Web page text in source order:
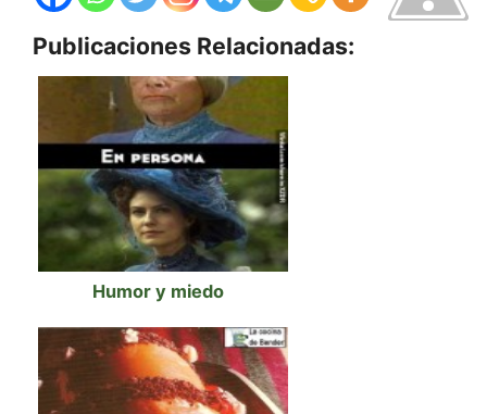
Publicaciones Relacionadas:
Humor y miedo